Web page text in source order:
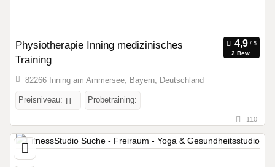
Physiotherapie Inning medizinisches
Training
2 Bew.
82266 Inning am Ammersee, Bayern, Deutschland
Preisniveau: Probetraining:
110